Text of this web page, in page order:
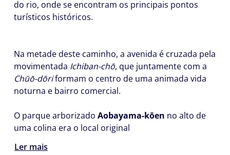
do rio, onde se encontram os principais pontos
turísticos históricos.
Na metade deste caminho, a avenida é cruzada pela
movimentada Ichiban-chō, que juntamente com a
Chūō-dōriformam o centro de uma animada vida
noturna e bairro comercial.
O parque arborizado Aobayama-kōen no alto de
uma colina era o local original
Ler mais